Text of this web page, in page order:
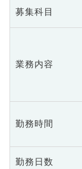
募集科目
業務内容
勤務時間
勤務日数